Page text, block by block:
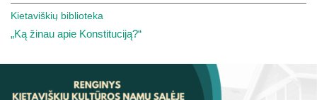
Kietaviškių biblioteka
„Ką žinau apie Konstituciją?“